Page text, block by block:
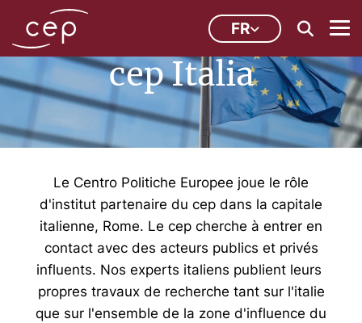
FR
cep Italia
Le Centro Politiche Europee joue le rôle
d'institut partenaire du cep dans la capitale
italienne, Rome. Le cep cherche à entrer en
contact avec des acteurs publics et privés
influents. Nos experts italiens publient leurs
propres travaux de recherche tant sur l'italie
que sur l'ensemble de la zone d'influence du